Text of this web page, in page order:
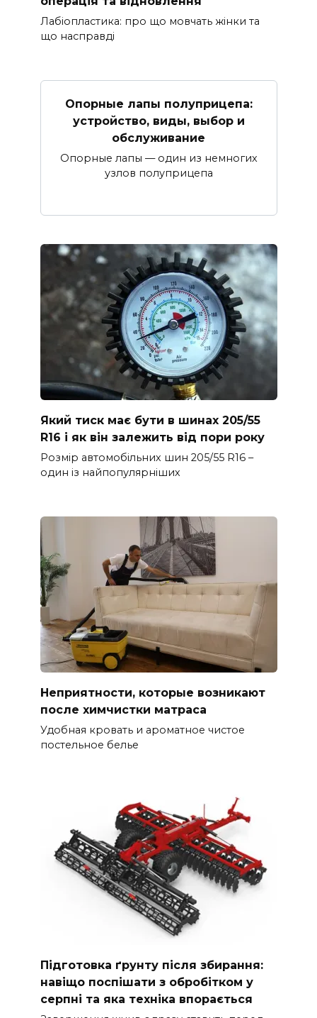
Лабіопластика: про що мовчать жінки та
що насправді
Опорные лапы полуприцепа:
устройство, виды, выбор и
обслуживание
Опорные лапы — один из немногих
узлов полуприцепа
Який тиск має бути в шинах 205/55
R16 і як він залежить від пори року
Розмір автомобільних шин 205/55 R16 –
один із найпопулярніших
Неприятности, которые возникают
после химчистки матраса
Удобная кровать и ароматное чистое
постельное белье
Підготовка ґрунту після збирання:
навіщо поспішати з обробітком у
серпні та яка техніка впорається